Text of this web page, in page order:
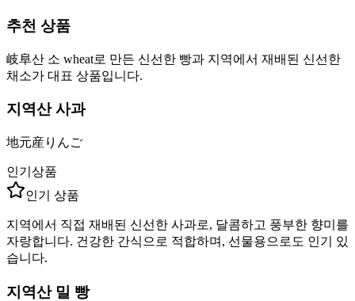
추천 상품
岐阜산 소 wheat로 만든 신선한 빵과 지역에서 재배된 신선한
채소가 대표 상품입니다.
지역산 사과
地元産りんご
인기상품
인기 상품
지역에서 직접 재배된 신선한 사과로, 달콤하고 풍부한 향미를
자랑합니다. 건강한 간식으로 적합하며, 선물용으로도 인기 있
습니다.
지역산 밀 빵